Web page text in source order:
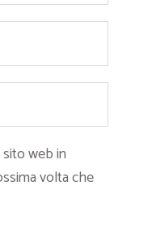
web in
volta che